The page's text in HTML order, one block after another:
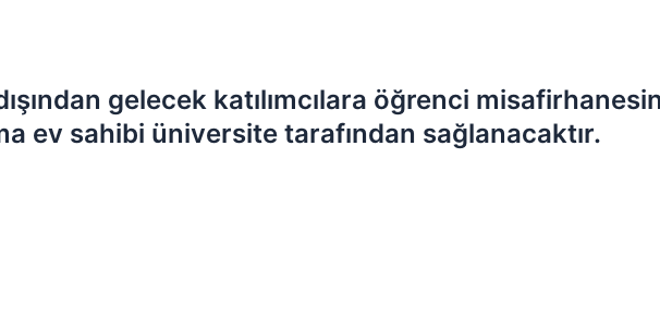
gelecek katılımcılara öğrenci
ev sahibi üniversite tarafından sağlanacaktır.